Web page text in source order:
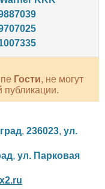
Гости, не могут
публикации.
, 236023, ул.
, ул. Парковая